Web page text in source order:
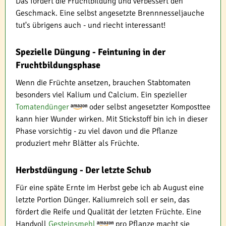
Geschmack. Eine selbst angesetzte Brennnesseljauche
tut's übrigens auch - und riecht interessant!
Spezielle Düngung - Feintuning in der
Fruchtbildungsphase
Wenn die Früchte ansetzen, brauchen Stabtomaten
besonders viel Kalium und Calcium. Ein spezieller
Tomatendünger
oder selbst angesetzter Komposttee
kann hier Wunder wirken. Mit Stickstoff bin ich in dieser
Phase vorsichtig - zu viel davon und die Pflanze
produziert mehr Blätter als Früchte.
Herbstdüngung - Der letzte Schub
Für eine späte Ernte im Herbst gebe ich ab August eine
letzte Portion Dünger. Kaliumreich soll er sein, das
fördert die Reife und Qualität der letzten Früchte. Eine